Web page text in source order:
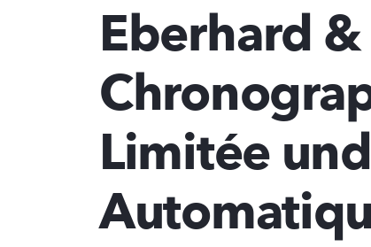
Eberhard
Limitée